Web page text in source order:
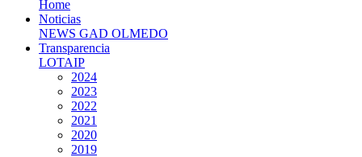
Home
Noticias
NEWS GAD OLMEDO
Transparencia
LOTAIP
2024
2023
2022
2021
2020
2019